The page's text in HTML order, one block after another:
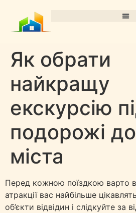
Як обрати
найкращу
екскурсію
подорожі
міста
Перед кожною поїздкою варто
атракції вас найбільше
об’єкти відвідин і слідкуйте за